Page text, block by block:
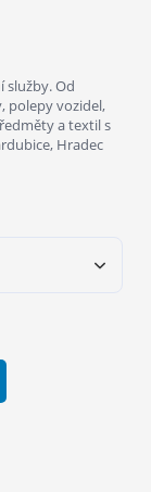
služby. Od
polepy vozidel,
a textil s
Hradec